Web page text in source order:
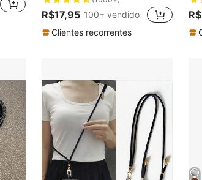
R$17,95 100+ vendido
Clientes recorrentes